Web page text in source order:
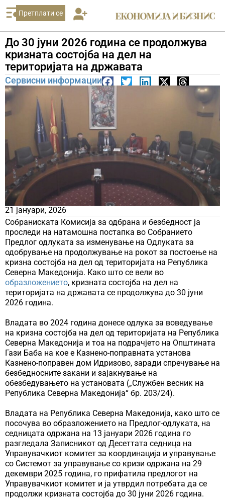
Претплати се
До 30 јуни 2026 година се продолжува
кризната состојба на дел на
територијата на државата
Сервисни информации
21 јануари, 2026
Собраниската Комисија за одбрана и безбедност ја
проследи на натамошна постапка во Собранието
Предлог одлуката за изменување на Одлуката за
одобрување на продолжување на рокот за постоење на
кризна состојба на дел од територијата на Република
Северна Македонија. Како што се вели во
образложението, кризната состојба на дел на
територијата на државата се продолжува до 30 јуни
2026 година.
Владата во 2024 година донесе одлука за воведување
на кризна состојба на дел од територијата на Република
Северна Македонија и тоа на подрачјето на Општината
Гази Баба на кое е Казнено-поправната установа
Казнено-поправен дом Идризово, заради спречување на
безбедносните закани и зајакнување на
обезбедувањето на установата („Службен весник на
Република Северна Македонија“ бр. 203/24).
Владата на Република Северна Македонија, како што се
посочува во образложението на Предлог-одлуката, на
седницата одржана на 13 јануари 2026 година го
разгледала Записникот од Десеттата седница на
Управувачкиот комитет за координација и управување
со Системот за управување со кризи одржана на 29
декември 2025 година, го прифатила предлогот на
Управувачкиот комитет и ја утврдил потребата да се
продолжи кризната состојба до 30 јуни 2026 година.